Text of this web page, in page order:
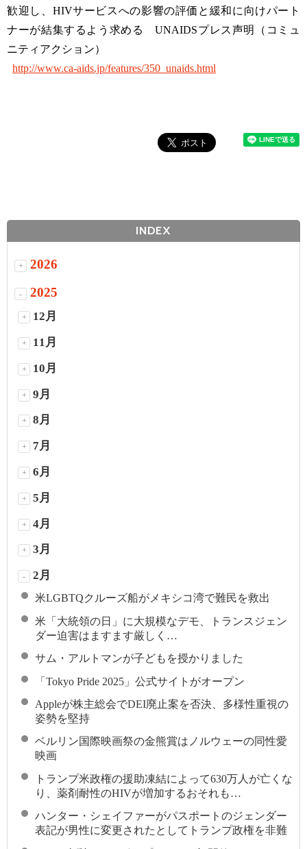
歓迎し、HIVサービスへの影響の評価と緩和に向けパート
ナーが結集するよう求める UNAIDSプレス声明（コミュ
ニティアクション）
http://www.ca-aids.jp/features/350_unaids.html
INDEX
+ 2026
- 2025
+ 12月
+ 11月
+ 10月
+ 9月
+ 8月
+ 7月
+ 6月
+ 5月
+ 4月
+ 3月
- 2月
米LGBTQクルーズ船がメキシコ湾で難民を救出
米「大統領の日」に大規模なデモ、トランスジェン
ダー迫害はますます厳しく…
サム・アルトマンが子どもを授かりました
「Tokyo Pride 2025」公式サイトがオープン
Appleが株主総会でDEI廃止案を否決、多様性重視の
姿勢を堅持
ベルリン国際映画祭の金熊賞はノルウェーの同性愛
映画
トランプ米政権の援助凍結によって630万人が亡くな
り、薬剤耐性のHIVが増加するおそれも…
ハンター・シェイファーがパスポートのジェンダー
表記が男性に変更されたとしてトランプ政権を非難